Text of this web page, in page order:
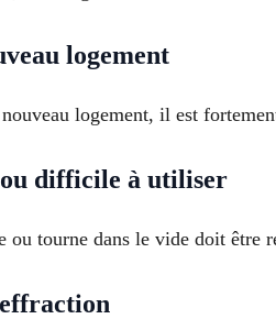
logement
logement, il est
difficile à utiliser
ou tourne dans le vide doit être